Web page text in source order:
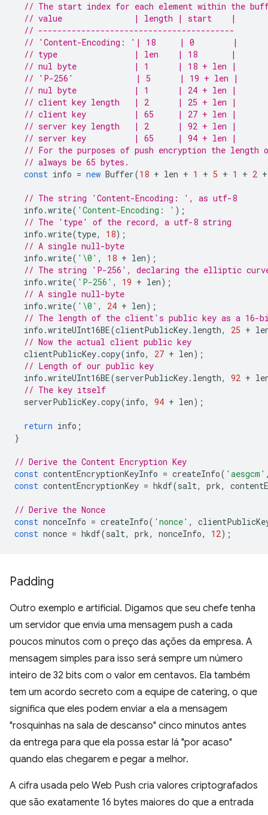
// The start index for each element within the
// value               | length | start    |
// -----------------------------------------
// 'Content-Encoding: '| 18     | 0        |
// type                | len    | 18       |
// nul byte            | 1      | 18 + len |
// 'P-256'             | 5      | 19 + len |
// nul byte            | 1      | 24 + len |
// client key length   | 2      | 25 + len |
// client key          | 65     | 27 + len |
// server key length   | 2      | 92 + len |
// server key          | 65     | 94 + len |
// For the purposes of push encryption the
// always be 65 bytes.
const info = new Buffer(18 + len + 1 + 5 + 1 + 2 +
// The string 'Content-Encoding: ', as utf-8
info .write( 'Content-Encoding: ' );
// The 'type' of the record, a utf-8 string
info .write(type, 18);
// A single null-byte
info .write( '\0' , 18 + len);
// The string 'P-256', declaring the elliptic curve
info .write( 'P-256' , 19 + len);
// A single null-byte
info .write( '\0' , 24 + len);
// The length of the client's public key as a 16-
info .writeUInt16BE(clientPublicKey. length, 25 +
// Now the actual client public key
clientPublicKey.copy(info, 27 + len);
// Length of our public key
info .writeUInt16BE(serverPublicKey. length, 92 +
// The key itself
serverPublicKey.copy(info, 94 + len);
return info ;
}
// Derive the Content Encryption Key
const contentEncryptionKeyInfo = createInfo( 'aesgcm'
const contentEncryptionKey = hkdf(salt, prk,
// Derive the Nonce
const nonceInfo = createInfo( 'nonce' ,
const nonce = hkdf(salt, prk, nonceInfo, 12);
Padding
Outro exemplo e artificial. Digamos que seu chefe tenha
um servidor que envia uma mensagem push a cada
poucos minutos com o preço das ações da empresa. A
mensagem simples para isso será sempre um número
inteiro de 32 bits com o valor em centavos. Ela também
tem um acordo secreto com a equipe de catering, o que
significa que eles podem enviar a ela a mensagem
"rosquinhas na sala de descanso" cinco minutos antes
da entrega para que ela possa estar lá "por acaso"
quando elas chegarem e pegar a melhor.
A cifra usada pelo Web Push cria valores criptografados
que são exatamente 16 bytes maiores do que a entrada